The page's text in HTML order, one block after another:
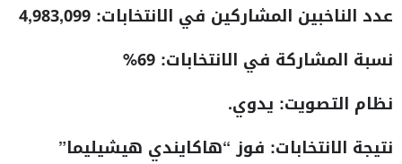
عدد الناخبين المشاركين في الانتخابات:
4,983,099
نسبة المشاركة في الانتخابات: 69%
نظام التصويت: يدوي.
نتيجة الانتخابات: فوز “هاكايندي هيشيليما”